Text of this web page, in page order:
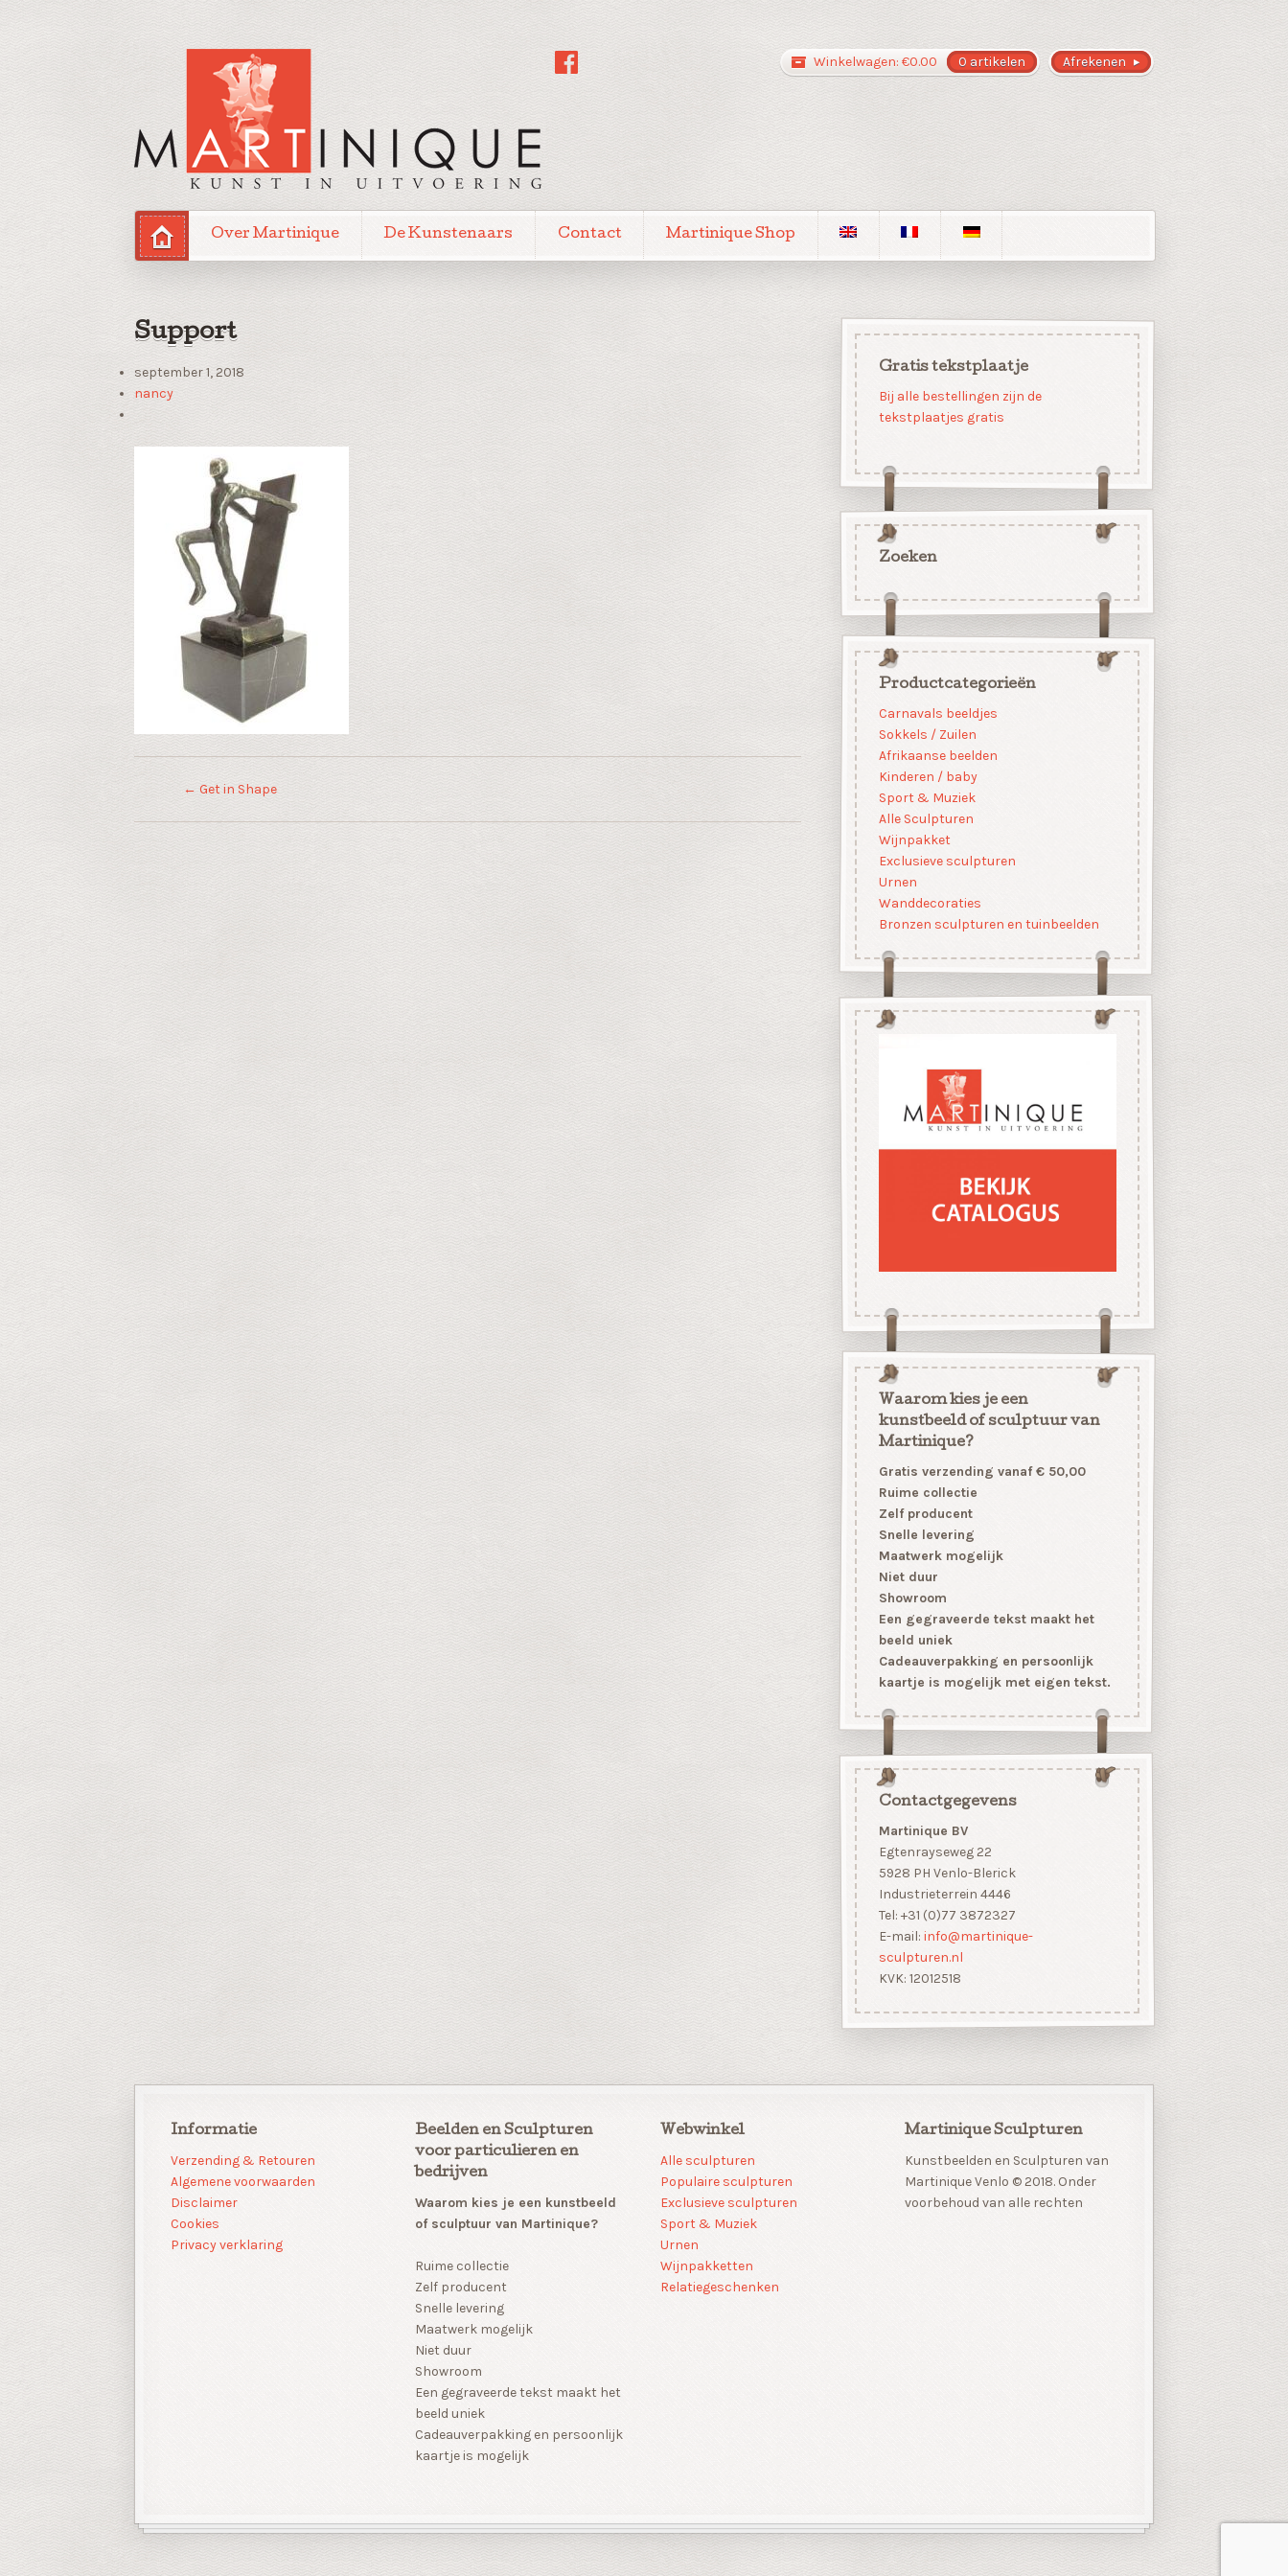
Afrekenen
Winkelwagen: €0.00 0 artikelen
Over Martinique De Kunstenaars Contact Martinique Shop
Support
september 1, 2018
nancy
← Get in Shape
Gratis tekstplaatje
Bij alle bestellingen zijn de
tekstplaatjes gratis
Zoeken
Productcategorieën
Carnavals beeldjes
Sokkels / Zuilen
Afrikaanse beelden
Kinderen / baby
Sport & Muziek
Alle Sculpturen
Wijnpakket
Exclusieve sculpturen
Urnen
Wanddecoraties
Bronzen sculpturen en tuinbeelden
Waarom kies je een
kunstbeeld of sculptuur van
Martinique?
Gratis verzending vanaf € 50,00
Ruime collectie
Zelf producent
Snelle levering
Maatwerk mogelijk
Niet duur
Showroom
Een gegraveerde tekst maakt het
beeld uniek
Cadeauverpakking en persoonlijk
kaartje is mogelijk met eigen tekst.
Contactgegevens
Martinique BV
Egtenrayseweg 22
5928 PH Venlo-Blerick
Industrieterrein 4446
Tel: +31 (0)77 3872327
E-mail: info@martinique-
sculpturen.nl
KVK: 12012518
Informatie
Verzending & Retouren
Algemene voorwaarden
Disclaimer
Cookies
Privacy verklaring
Beelden en Sculpturen
voor particulieren en
bedrijven
Waarom kies je een kunstbeeld
of sculptuur van Martinique?
Ruime collectie
Zelf producent
Snelle levering
Maatwerk mogelijk
Niet duur
Showroom
Een gegraveerde tekst maakt het
beeld uniek
Cadeauverpakking en persoonlijk
kaartje is mogelijk
Webwinkel
Alle sculpturen
Populaire sculpturen
Exclusieve sculpturen
Sport & Muziek
Urnen
Wijnpakketten
Relatiegeschenken
Martinique Sculpturen
Kunstbeelden en Sculpturen van
Martinique Venlo © 2018. Onder
voorbehoud van alle rechten